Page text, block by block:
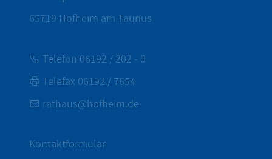
65719 Hofheim am Taunus
Telefon 06192 / 202 - 0
Telefax 06192 / 7654
rathaus@hofheim.de
Kontaktformular